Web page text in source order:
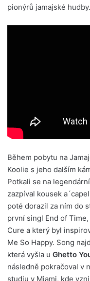
pionýrů jamajské hudby.
Během pobytu na
Koolie s jeho dalším
Potkali se na
zazpíval kousek
poté dorazil za ním do
první singl End of
Cure a který byl
Me So Happy. Song
která vyšla u Ghetto
následně pokračoval v
studiu v Miami, kde